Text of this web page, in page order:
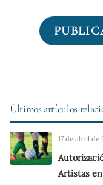
Últimos artículos
17 de abril de
Artistas